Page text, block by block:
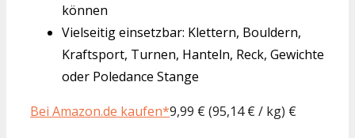
können
Vielseitig einsetzbar: Klettern, Bouldern,
Kraftsport, Turnen, Hanteln, Reck, Gewichte
oder Poledance Stange
Bei Amazon.de kaufen*9,99 € (95,14 € / kg) €